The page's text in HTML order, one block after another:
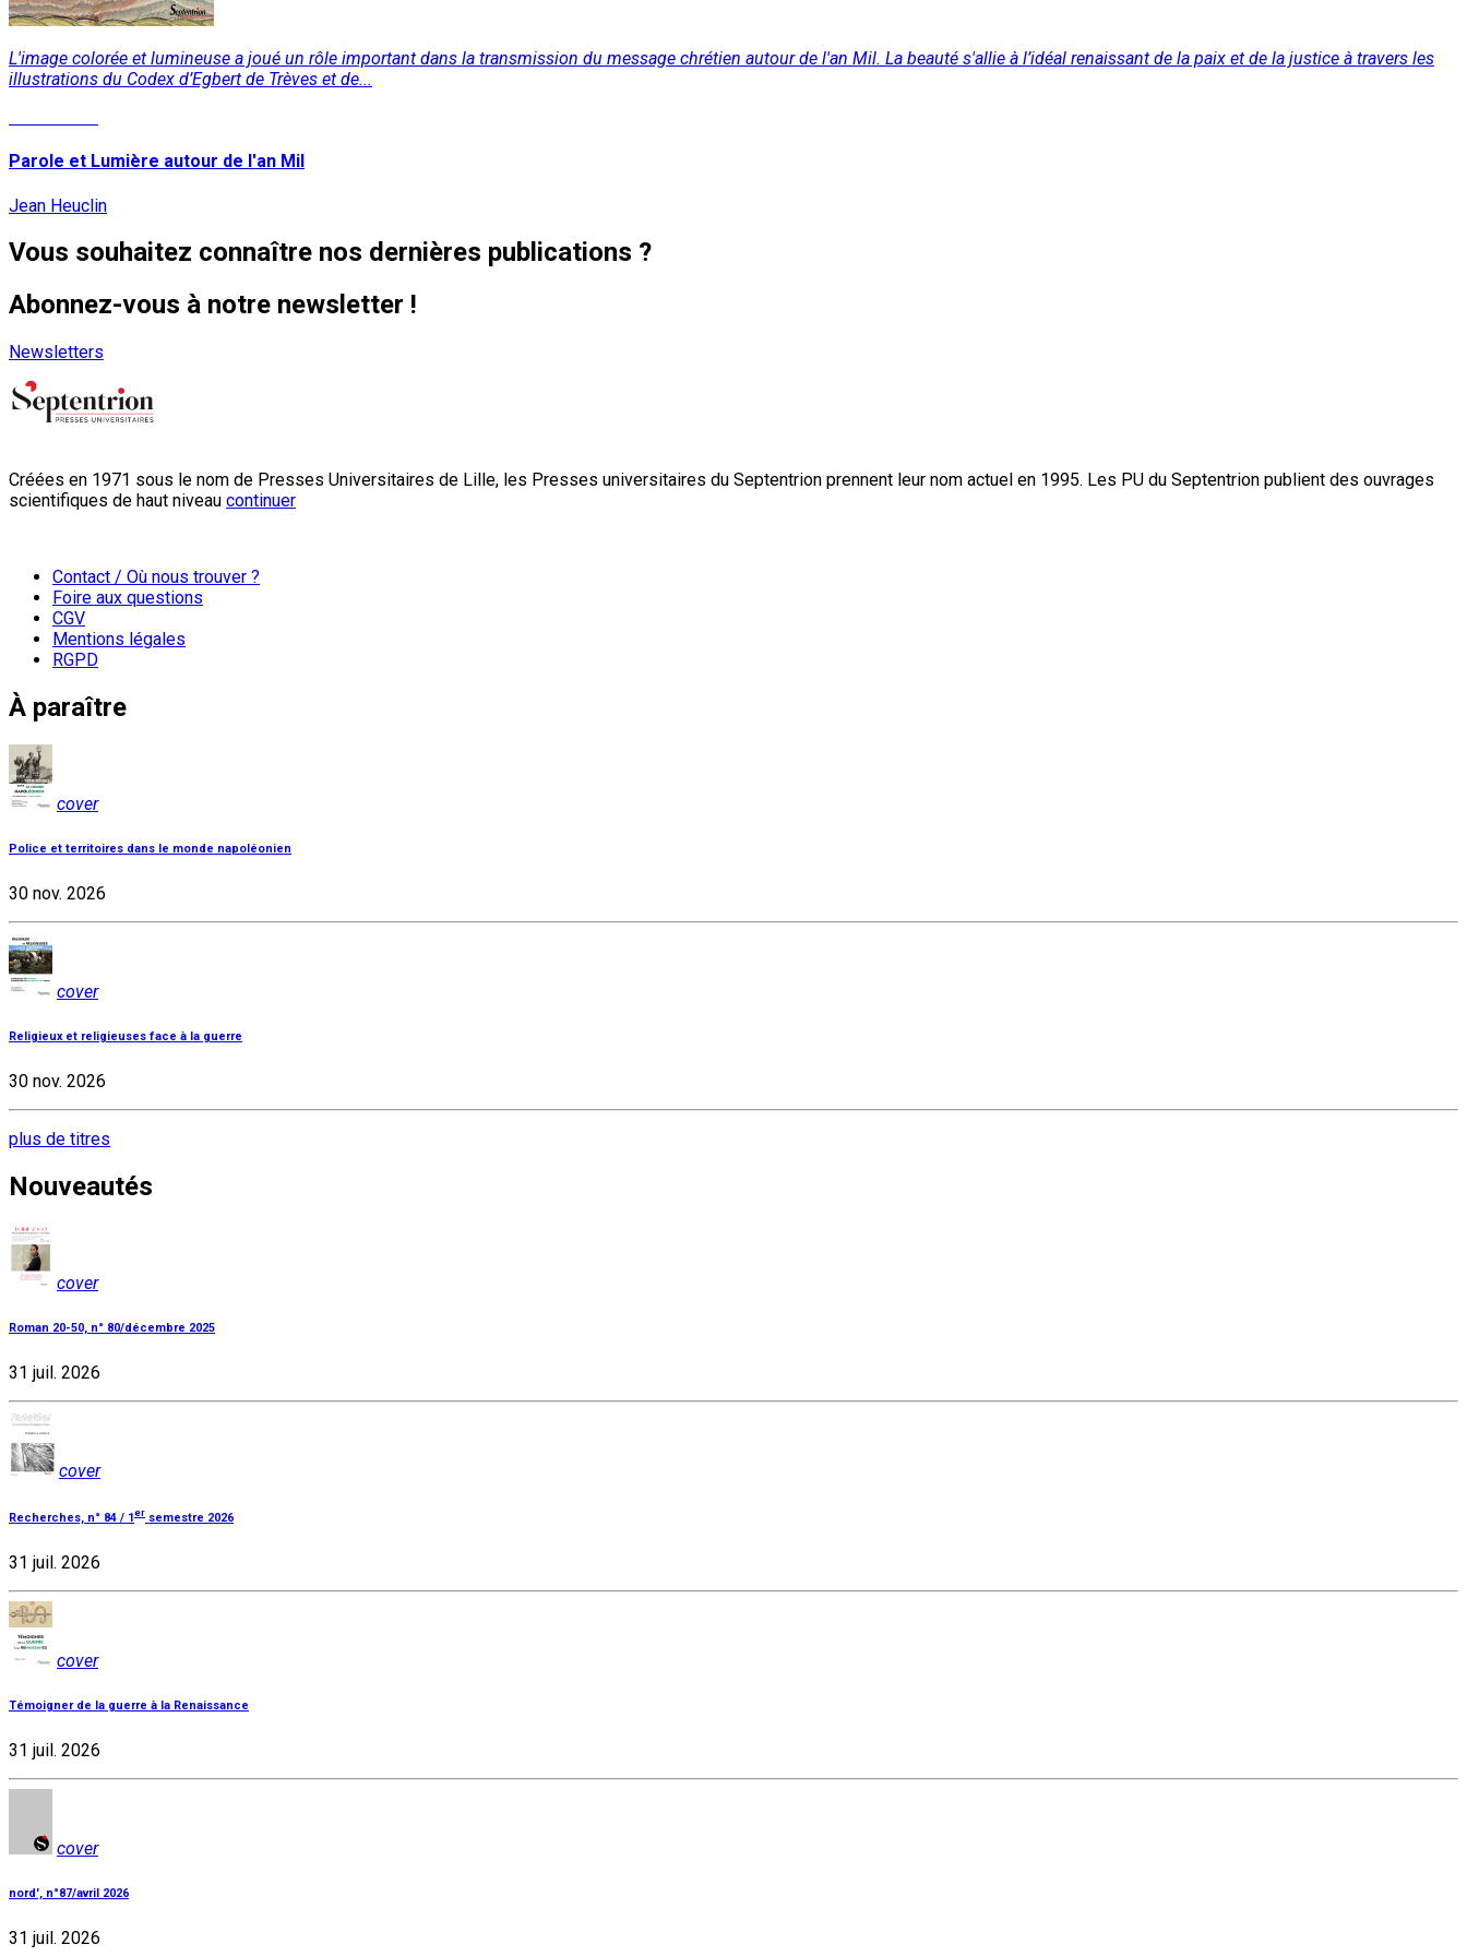
L'image colorée et lumineuse a joué un rôle important dans la transmission du message chrétien autour de l'an Mil. La beauté s'allie à l’idéal renaissant de la paix et de la justice à travers les
illustrations du Codex d’Egbert de Trèves et de...
Parole et Lumière autour de l'an Mil
Jean Heuclin
Vous souhaitez connaître nos dernières publications ?
Abonnez-vous à notre newsletter !
Newsletters
Créées en 1971 sous le nom de Presses Universitaires de Lille, les Presses universitaires du Septentrion prennent leur nom actuel en 1995. Les PU du Septentrion publient des ouvrages
scientifiques de haut niveau continuer
Contact / Où nous trouver ?
Foire aux questions
CGV
Mentions légales
RGPD
À paraître
cover
Police et territoires dans le monde napoléonien
30 nov. 2026
cover
Religieux et religieuses face à la guerre
30 nov. 2026
plus de titres
Nouveautés
cover
Roman 20-50, n° 80/décembre 2025
31 juil. 2026
cover
Recherches, n° 84 / 1 er semestre 2026
31 juil. 2026
cover
Témoigner de la guerre à la Renaissance
31 juil. 2026
cover
nord', n°87/avril 2026
31 juil. 2026